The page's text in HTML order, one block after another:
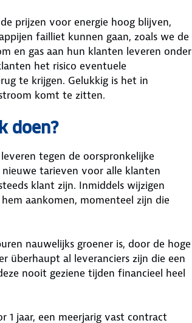
prijzen voor energie hoog blijven,
failliet kunnen gaan, zoals we de
en gas aan hun klanten leveren onder
het risico eventuele
te krijgen. Gelukkig is het in
komt te zitten.
doen?
tegen de oorspronkelijke
tarieven voor alle klanten
klant zijn. Inmiddels wijzigen
aankomen, momenteel zijn die
nauwelijks groener is, door de hoge
überhaupt al leveranciers zijn die een
nooit geziene tijden financieel heel
1 jaar, een meerjarig vast contract